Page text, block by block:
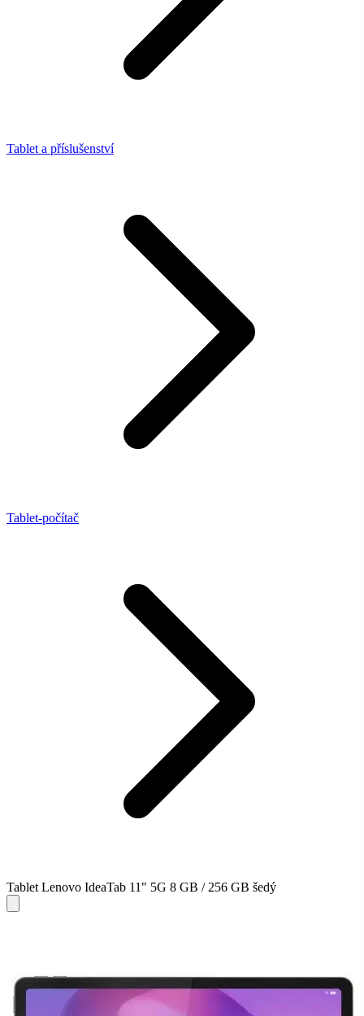
Tablet a příslušenství
Tablet-počítač
Tablet Lenovo IdeaTab 11" 5G 8 GB / 256 GB šedý